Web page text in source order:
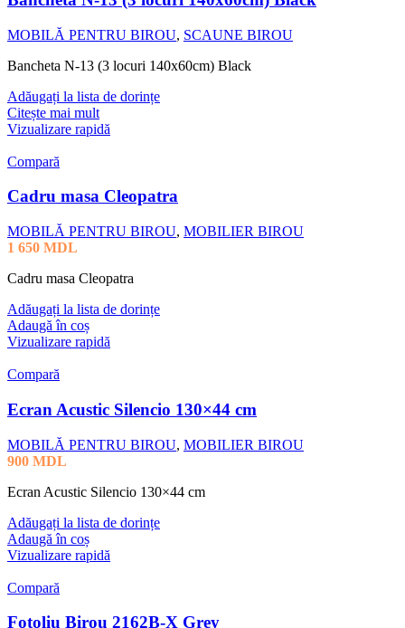
MOBILĂ PENTRU BIROU, SCAUNE BIROU
Bancheta N-13 (3 locuri 140x60cm) Black
Adăugați la lista de dorințe
Citește mai mult
Vizualizare rapidă
Compară
Cadru masa Cleopatra
MOBILĂ PENTRU BIROU, MOBILIER BIROU
1 650 MDL
Cadru masa Cleopatra
Adăugați la lista de dorințe
Adaugă în coș
Vizualizare rapidă
Compară
Ecran Acustic Silencio 130×44 cm
MOBILĂ PENTRU BIROU, MOBILIER BIROU
900 MDL
Ecran Acustic Silencio 130×44 cm
Adăugați la lista de dorințe
Adaugă în coș
Vizualizare rapidă
Compară
Fotoliu Birou 2162B-X Grey